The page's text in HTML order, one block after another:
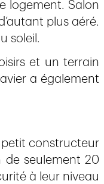
logement. Salon
plus aéré.
soleil.
et un terrain
a également
petit constructeur
de seulement 20
à leur niveau